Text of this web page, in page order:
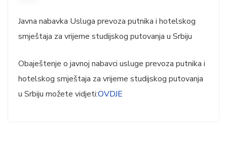
Javna nabavka Usluga prevoza putnika i hotelskog
smještaja za vrijeme studijskog putovanja u Srbiju
Obaještenje o javnoj nabavci usluge prevoza putnika i
hotelskog smještaja za vrijeme studijskog putovanja
u Srbiju možete vidjeti:OVDJE